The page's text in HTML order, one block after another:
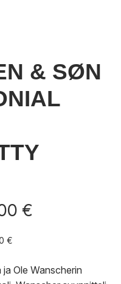
& SØN
€
3
€
Ole Wanscherin